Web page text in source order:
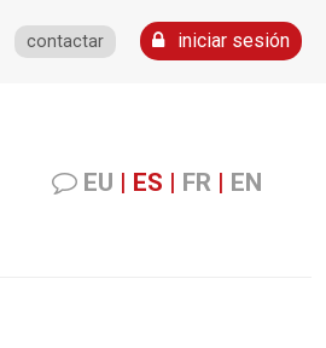
contactar iniciar sesión
EU | ES | FR | EN